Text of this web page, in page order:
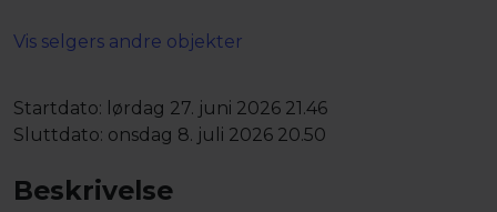
Vis selgers andre objekter
Startdato: lørdag 27. juni 2026 21.46
Sluttdato: onsdag 8. juli 2026 20.50
Beskrivelse